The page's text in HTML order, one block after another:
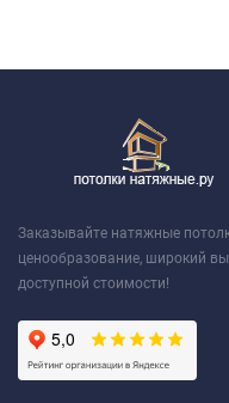
Заказывайте натяжные
ценообразование, широкий
доступной стоимости!